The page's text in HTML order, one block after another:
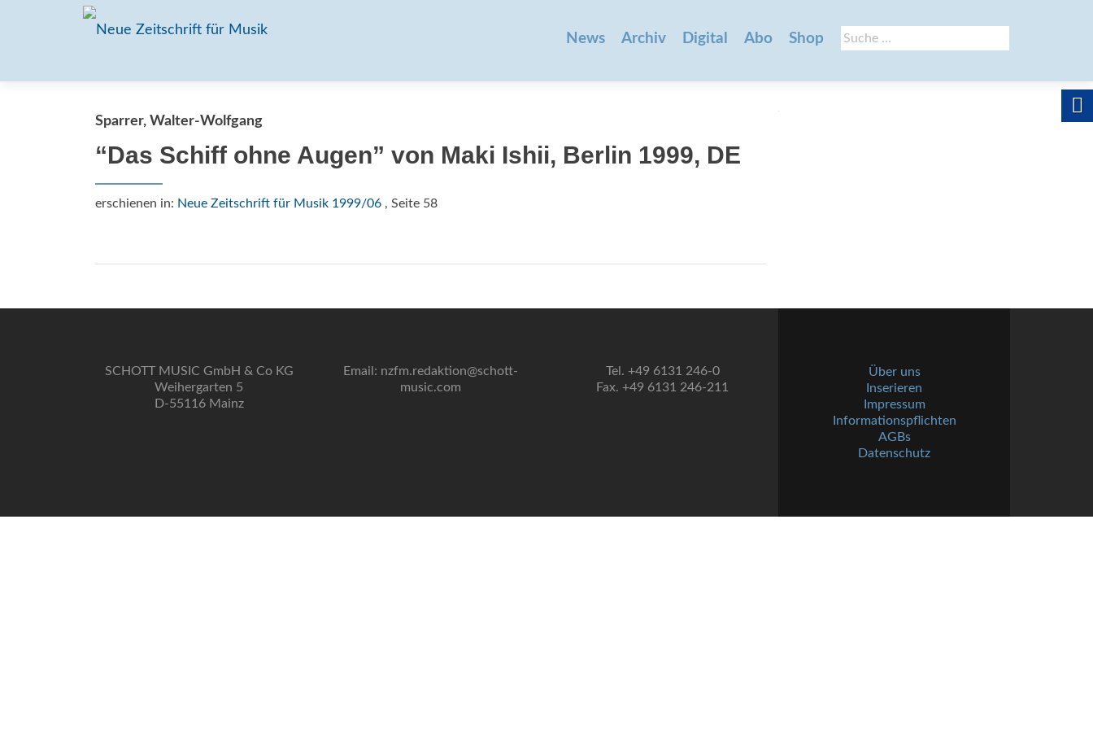
Suche
nach:
News Archiv Digital Abo Shop
Sparrer, Walter-Wolfgang
“Das Schiff ohne Augen” von Maki Ishii, Berlin 1999, DE
erschienen in: Neue Zeitschrift für Musik 1999/06 , Seite 58
SCHOTT MUSIC GmbH & Co KG
Weihergarten 5
D-55116 Mainz
Email: nzfm.redaktion@schott-
music.com
Tel. +49 6131 246-0
Fax. +49 6131 246-211
Über uns
Inserieren
Impressum
Informationspflichten
AGBs
Datenschutz